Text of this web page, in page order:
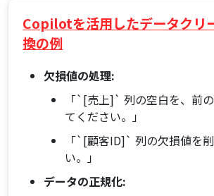
Copilotを活用したデータクリ
換の例
欠損値の処理:
「`[売上]` 列の空白を、前
てください。」
「`[顧客ID]` 列の欠損値を
い。」
データの正規化: